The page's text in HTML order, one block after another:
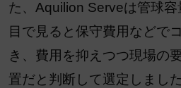
た、Aquilion Serveは管球
目で見ると保守費用などで
き、費用を抑えつつ現場の
置だと判断して選定しまし